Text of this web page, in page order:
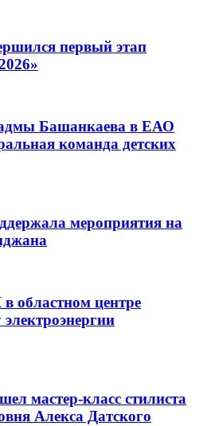
первый этап
Башанкаева в ЕАО
команда детских
мероприятия на
областном центре
мастер-класс стилиста
Алекса Датского